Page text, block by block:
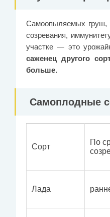
Самоопыляемых груш,
созревания,
участке — это
саженец другого
больше.
Самоплодные
Сорт
По
Лада